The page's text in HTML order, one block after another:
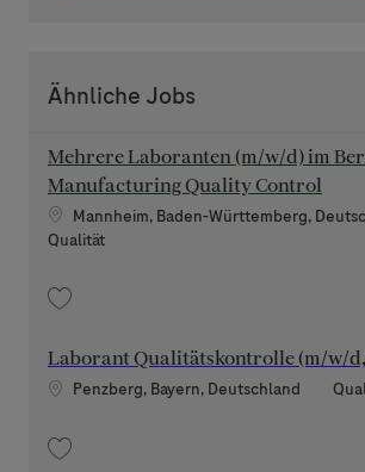
Ähnliche Jobs
Mehrere Laboranten (m/w/d) im
Manufacturing Quality Control
Standort
Mannheim, Baden-Württemberg,
Kategorie
Qualität
Laborant Qualitätskontrolle (m/w/
Standort
Penzberg, Bayern, Deutschland